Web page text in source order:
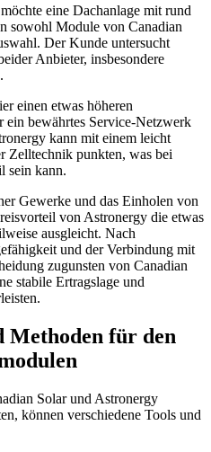
eine Dachanlage mit rund
sowohl Module von Canadian
Der Kunde untersucht
Anbieter, insbesondere
einen etwas höheren
ein bewährtes Service-Netzwerk
kann mit einem leicht
Zelltechnik punkten, was bei
sein kann.
Gewerke und das Einholen von
von Astronergy die etwas
ausgleicht. Nach
und der Verbindung mit
zugunsten von Canadian
stabile Ertragslage und
Methoden für den
Solar und Astronergy
können verschiedene Tools und